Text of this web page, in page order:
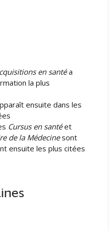
en santéa
la plus
ensuite dans les
Cursus en santéet
de la Médecinesont
ensuite les plus citées